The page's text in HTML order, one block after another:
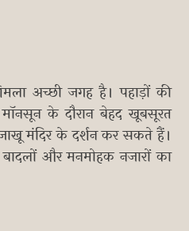
अच्छी जगह है। पहाड़ों की
के दौरान बेहद खूबसूरत
मंदिर के दर्शन कर सकते हैं।
और मनमोहक नजारों का